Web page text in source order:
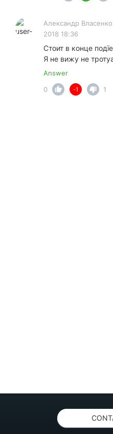
Александр
2018 18:36
Стоит в конце
Я не вижу не
Answer
0
-1 1